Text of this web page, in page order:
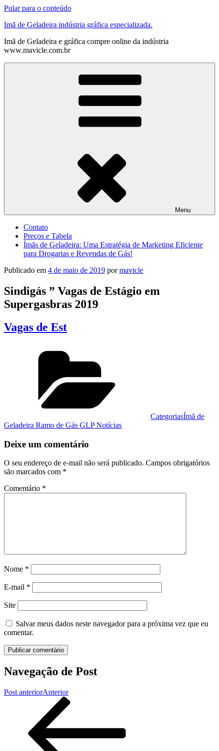
Pular para o conteúdo
Imã de Geladeira indústria gráfica especializada.
Imã de Geladeira e gráfica compre online da indústria
www.mavicle.com.br
Menu
Contato
Preços e Tabela
Ímãs de Geladeira: Uma Estratégia de Marketing Eficiente
para Drogarias e Revendas de Gás!
Publicado em 4 de maio de 2019 pormavicle
Sindigás ” Vagas de Estágio em
Supergasbras 2019
Vagas de Est
CategoriasÍmã de
Geladeira Ramo de Gás GLP Notícias
Deixe um comentário
O seu endereço de e-mail não será publicado. Campos obrigatórios
são marcados com *
Comentário *
Nome *
E-mail *
Site
Salvar meus dados neste navegador para a próxima vez que eu
comentar.
Navegação de Post
Post anteriorAnterior